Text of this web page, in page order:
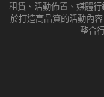
租賃、活動佈置、媒體
於打造高品質的活動內
整合